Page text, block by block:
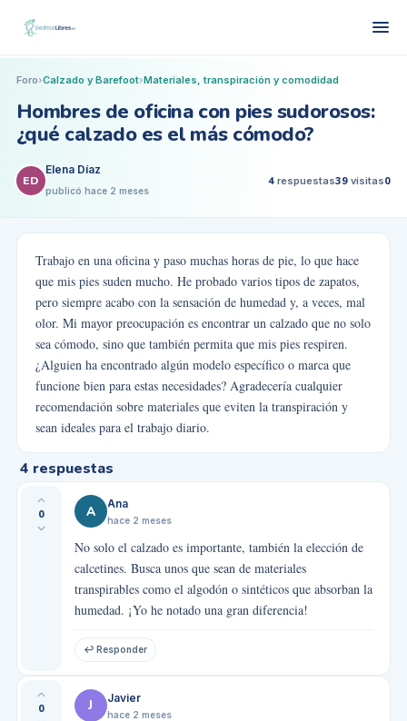
Foro›Calzado y Barefoot›Materiales, transpiración y comodidad
Hombres de oficina con pies sudorosos:
¿qué calzado es el más cómodo?
ED
Elena Díaz
publicó hace 2 meses
4 respuestas39 visitas0
Trabajo en una oficina y paso muchas horas de pie, lo que hace
que mis pies suden mucho. He probado varios tipos de zapatos,
pero siempre acabo con la sensación de humedad y, a veces, mal
olor. Mi mayor preocupación es encontrar un calzado que no solo
sea cómodo, sino que también permita que mis pies respiren.
¿Alguien ha encontrado algún modelo específico o marca que
funcione bien para estas necesidades? Agradecería cualquier
recomendación sobre materiales que eviten la transpiración y
sean ideales para el trabajo diario.
4 respuestas
0 A Ana
hace 2 meses
No solo el calzado es importante, también la elección de
calcetines. Busca unos que sean de materiales
transpirables como el algodón o sintéticos que absorban la
humedad. ¡Yo he notado una gran diferencia!
↩ Responder
0 J Javier
hace 2 meses